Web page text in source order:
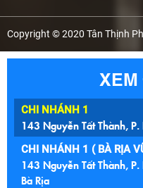
Copyright © 2020 Tân Thịnh
CHI NHÁNH 1
143 Nguyễn Tất Thành, P.
CHI NHÁNH 1 ( BÀ RỊA
143 Nguyễn Tất Thành, P.
Bà Rịa